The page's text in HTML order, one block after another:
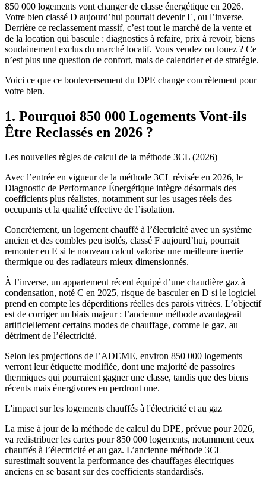
850 000 logements vont changer de classe énergétique en 2026.
Votre bien classé D aujourd’hui pourrait devenir E, ou l’inverse.
Derrière ce reclassement massif, c’est tout le marché de la vente et
de la location qui bascule : diagnostics à refaire, prix à revoir, biens
soudainement exclus du marché locatif. Vous vendez ou louez ? Ce
n’est plus une question de confort, mais de calendrier et de stratégie.
Voici ce que ce bouleversement du DPE change concrètement pour
votre bien.
1. Pourquoi 850 000 Logements Vont-ils
Être Reclassés en 2026 ?
Les nouvelles règles de calcul de la méthode 3CL (2026)
Avec l’entrée en vigueur de la méthode 3CL révisée en 2026, le
Diagnostic de Performance Énergétique intègre désormais des
coefficients plus réalistes, notamment sur les usages réels des
occupants et la qualité effective de l’isolation.
Concrètement, un logement chauffé à l’électricité avec un système
ancien et des combles peu isolés, classé F aujourd’hui, pourrait
remonter en E si le nouveau calcul valorise une meilleure inertie
thermique ou des radiateurs mieux dimensionnés.
À l’inverse, un appartement récent équipé d’une chaudière gaz à
condensation, noté C en 2025, risque de basculer en D si le logiciel
prend en compte les déperditions réelles des parois vitrées. L’objectif
est de corriger un biais majeur : l’ancienne méthode avantageait
artificiellement certains modes de chauffage, comme le gaz, au
détriment de l’électricité.
Selon les projections de l’ADEME, environ 850 000 logements
verront leur étiquette modifiée, dont une majorité de passoires
thermiques qui pourraient gagner une classe, tandis que des biens
récents mais énergivores en perdront une.
L'impact sur les logements chauffés à l'électricité et au gaz
La mise à jour de la méthode de calcul du DPE, prévue pour 2026,
va redistribuer les cartes pour 850 000 logements, notamment ceux
chauffés à l’électricité et au gaz. L’ancienne méthode 3CL
surestimait souvent la performance des chauffages électriques
anciens en se basant sur des coefficients standardisés.